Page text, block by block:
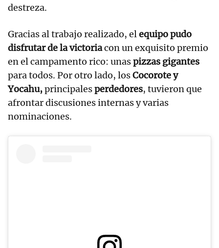
destreza.
Gracias al trabajo realizado, elequipo pudo
disfrutar de la victoriacon un exquisito premio
en el campamento rico: unaspizzas gigantes
para todos. Por otro lado, losCocorote y
Yocahu,principalesperdedores, tuvieron que
afrontar discusiones internas y varias
nominaciones.